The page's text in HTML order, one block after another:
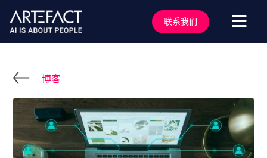
联系我们
切
航
解决方案
技术能力
行业洞察
客户案例
博客